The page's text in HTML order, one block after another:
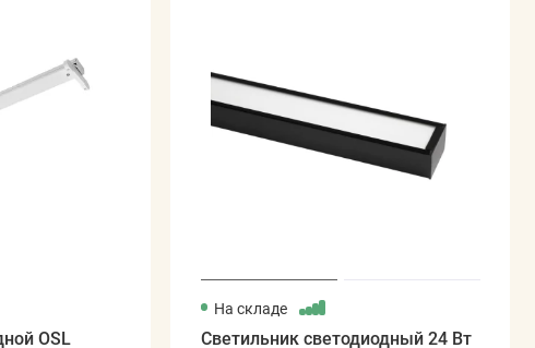
OSL
На складе
Светильник светодиодный 24 Вт